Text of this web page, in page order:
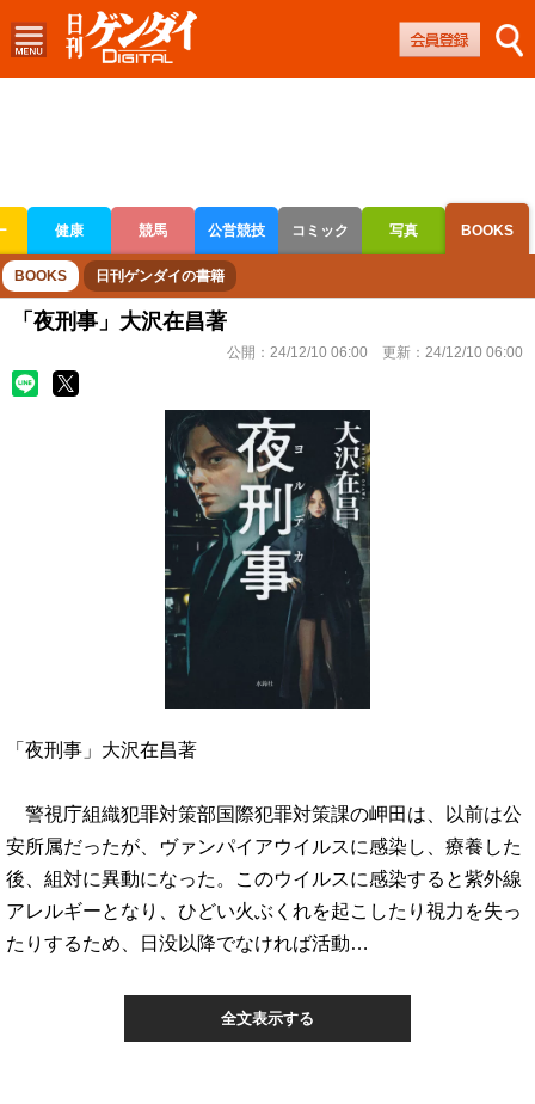
健康 競馬 公営競技 コミック 写真 BOOKS
ボートレース 競輪 オートレース
BOOKS 日刊ゲンダイの書籍
「夜刑事」大沢在昌著
公開： 24/12/10 06:00 更新： 24/12/10 06:00
「夜刑事」大沢在昌著
警視庁組織犯罪対策部国際犯罪対策課の岬田は、以前は公
安所属だったが、ヴァンパイアウイルスに感染し、療養した
後、組対に異動になった。このウイルスに感染すると紫外線
アレルギーとなり、ひどい火ぶくれを起こしたり視力を失っ
たりするため、日没以降でなければ活動…
全文表示する